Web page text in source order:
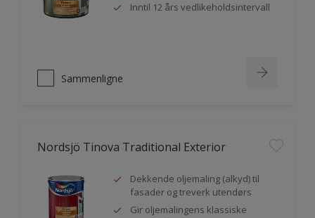
Inntil 12 års vedlikeholdsintervall
Sammenligne
Nordsjö Tinova Traditional Exterior
Dekkende oljemaling (alkyd) til
fasader og treverk utendørs
Gir oljemalingens klassiske